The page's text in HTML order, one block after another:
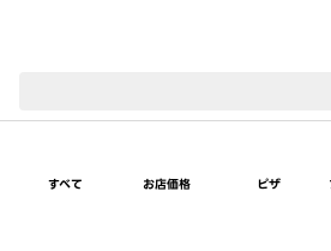
すべて お店価格 ピザ